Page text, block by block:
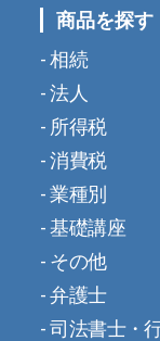
商品を探す
相続
法人
所得税
消費税
業種別
基礎講座
その他
弁護士
司法書士・